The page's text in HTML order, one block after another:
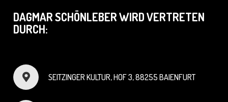
DAGMAR SCHÖNLEBER WIRD VERTRETEN
DURCH:
SEITZINGER KULTUR, HOF 3, 88255 BAIENFURT